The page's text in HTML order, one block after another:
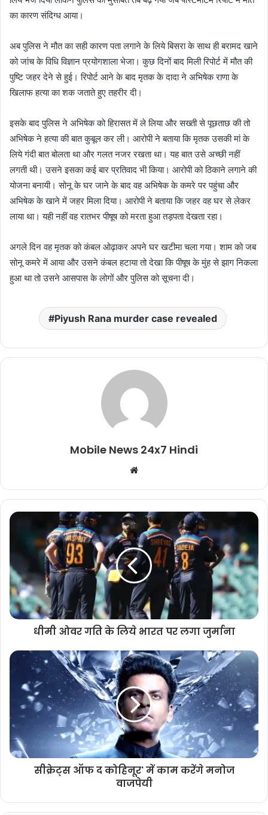
का कारण संदिग्ध आया।
अब पुलिस ने मौत का सही कारण पता लगाने के लिये बिसरा के साथ ही बरामद खाने
को जांच के विधि विज्ञान प्रयोगशाला भेजा। कुछ दिनों बाद मिली रिपोर्ट में मौत की
पुष्टि जहर देने से हुई। रिपोर्ट आने के बाद मृतक के दादा ने अभिषेक राणा के
खिलाफ हत्या का शक जताते हुए तहरीर दी।
इसके बाद पुलिस ने अभिषेक को हिरासत में ले लिया और सख्ती से पूछताछ की तो
अभिषेक ने हत्या की बात कुबूल कर ली। आरोपी ने बताया कि मृतक उसकी मां के
लिये गंदी बात बोलता था और गलत नजर रखता था। यह बात उसे अच्छी नहीं
लगती थी। उसने इसका कई बार प्रतिवाद भी किया। आरोपी को ठिकाने लगाने की
योजना बनायी। सोनू के घर जाने के बाद वह अभिषेक के कमरे पर पहुंचा और
अभिषेक के खाने में जहर मिला दिया। आरोपी ने बताया कि जहर वह घर से लेकर
लाया था। यही नहीं वह रातभर पीषूष को मरता हुआ तड़पता देखता रहा।
अगले दिन वह मृतक को कंबल ओढ़ाकर अपने घर खटीमा चला गया। शाम को जब
सोनू कमरे में आया और उसने कंबल हटाया तो देखा कि पीषूष के मुंह से झाग निकला
हुआ था तो उसने आसपास के लोगों और पुलिस को सूचना दी।
Piyush Rana murder case revealed
Mobile News 24x7 Hindi
Website
धीमी ओवर गति के लिये भारत पर लगा जुर्माना
सीक्रेट्स ऑफ द कोहिनूर' में काम करेंगे मनोज
वाजपेयी